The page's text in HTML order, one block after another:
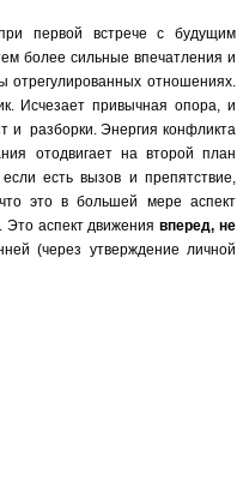
первой встрече с будущим
более сильные впечатления и
отрегулированных отношениях.
Исчезает привычная опора, и
и разборки. Энергия конфликта
отодвигает на второй план
есть вызов и препятствие,
это в большей мере аспект
Это аспект движениявперед, не
(через утверждение личной